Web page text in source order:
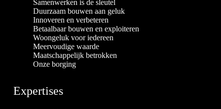
Samenwerken is de sleutel
Duurzaam bouwen aan geluk
Innoveren en verbeteren
Betaalbaar bouwen en exploiteren
Woongeluk voor iedereen
Meervoudige waarde
Maatschappelijk betrokken
Onze borging
Expertises